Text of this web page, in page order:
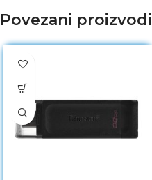
Povezani proizvodi